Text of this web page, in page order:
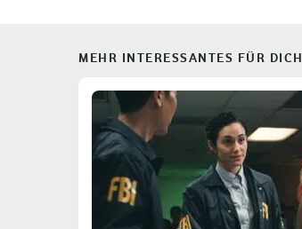
MEHR INTERESSANTES FÜR DICH